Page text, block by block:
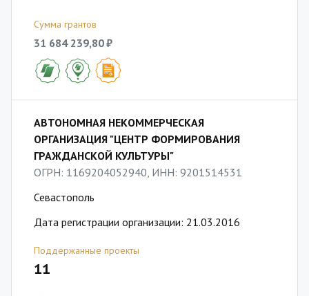
Сумма грантов
31 684 239,80 ₽
АВТОНОМНАЯ НЕКОММЕРЧЕСКАЯ
ОРГАНИЗАЦИЯ "ЦЕНТР ФОРМИРОВАНИЯ
ГРАЖДАНСКОЙ КУЛЬТУРЫ"
ОГРН: 1169204052940, ИНН: 9201514531
Севастополь
Дата регистрации организации: 21.03.2016
Поддержанные проекты
11